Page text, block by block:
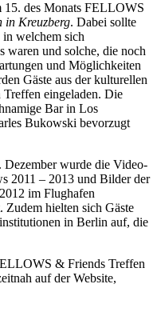
15. des Monats FELLOWS
in Kreuzberg. Dabei sollte
welchem sich
waren und solche, die noch
und Möglichkeiten
Gäste aus der kulturellen
Treffen eingeladen. Die
Bar in Los
Bukowski bevorzugt
Dezember wurde die Video-
2011 – 2013 und Bilder der
im Flughafen
Zudem hielten sich Gäste
in Berlin auf, die
& Friends Treffen
auf der Website,